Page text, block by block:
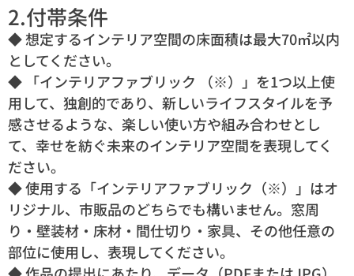
2.付帯条件
◆ 想定するインテリア空間の床面積は最大70㎡以内
としてください。
◆ 「インテリアファブリック （※）」を1つ以上使
用して、独創的であり、新しいライフスタイルを予
感させるような、楽しい使い方や組み合わせとし
て、幸せを紡ぐ未来のインテリア空間を表現してく
ださい。
◆ 使用する「インテリアファブリック（※）」はオ
リジナル、市販品のどちらでも構いません。窓周
り・壁装材・床材・間仕切り・家具、その他任意の
部位に使用し、表現してください。